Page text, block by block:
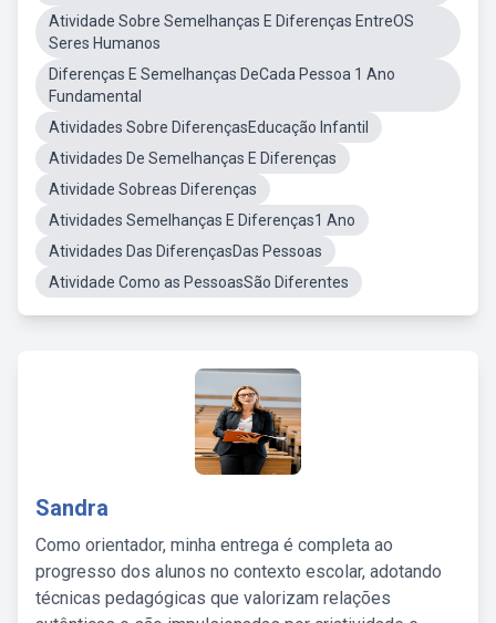
Atividade Sobre Semelhanças E Diferenças EntreOS
Seres Humanos
Diferenças E Semelhanças DeCada Pessoa 1 Ano
Fundamental
Atividades Sobre DiferençasEducação Infantil
Atividades De Semelhanças E Diferenças
Atividade Sobreas Diferenças
Atividades Semelhanças E Diferenças1 Ano
Atividades Das DiferençasDas Pessoas
Atividade Como as PessoasSão Diferentes
Sandra
Como orientador, minha entrega é completa ao
progresso dos alunos no contexto escolar, adotando
técnicas pedagógicas que valorizam relações